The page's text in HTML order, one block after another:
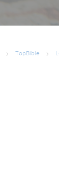
TopBible